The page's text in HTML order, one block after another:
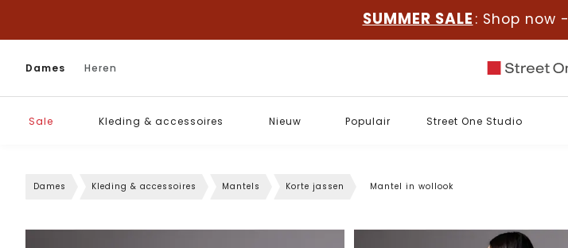
SUMMER SALE : Shop now -
Dames Heren
Sale Kleding & accessoires Nieuw Populair Street One Studio
Dames Kleding & accessoires Mantels Korte jassen Mantel in wollook